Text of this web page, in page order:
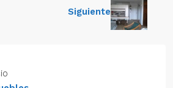
Siguiente